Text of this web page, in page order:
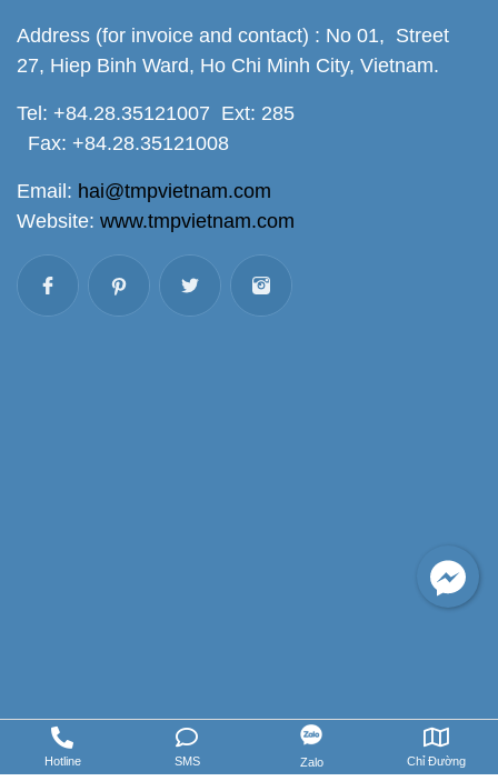
Address (for invoice and contact) : No 01, Street
27, Hiep Binh Ward, Ho Chi Minh City, Vietnam.
Tel: +84.28.35121007 Ext: 285
Fax: +84.28.35121008
Email: hai@tmpvietnam.com
Website: www.tmpvietnam.com
Hotline SMS Zalo Chỉ Đường